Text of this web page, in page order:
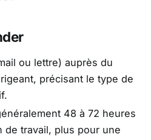
ou lettre) auprès du
précisant le type de
48 à 72 heures
de travail, plus pour une